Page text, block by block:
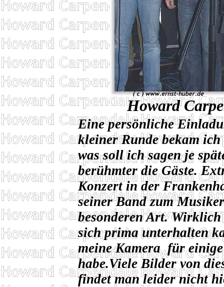
Howard
Eine persönliche
kleiner Runde bekam
was soll ich sagen je
berühmter die Gäste.
Konzert in der
seiner Band zum
besonderen Art.
sich prima unterhalten
meine Kamera für einige
habe.Viele Bilder von
findet man leider nicht